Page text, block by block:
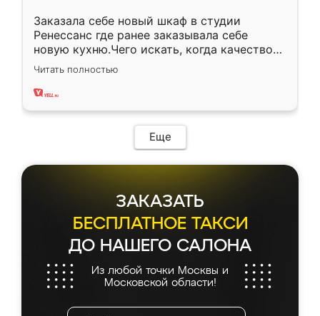
Заказала себе новый шкаф в студии
Ренессанс где ранее заказывала себе
новую кухню.Чего искать, когда качеством
вполне довольна. Служит кухня уже почти
два года, нареканий нет.
Читать полностью
Еще
ЗАКАЗАТЬ
БЕСПЛАТНОЕ ТАКСИ
ДО НАШЕГО САЛОНА
Из любой точки Москвы и
Московской области!